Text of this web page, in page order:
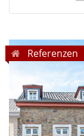
Referenzen